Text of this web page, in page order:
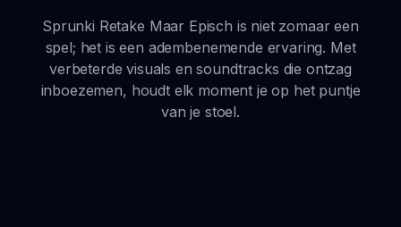
Sprunki Retake Maar Episch is niet zomaar een
spel; het is een adembenemende ervaring. Met
verbeterde visuals en soundtracks die ontzag
inboezemen, houdt elk moment je op het puntje
van je stoel.